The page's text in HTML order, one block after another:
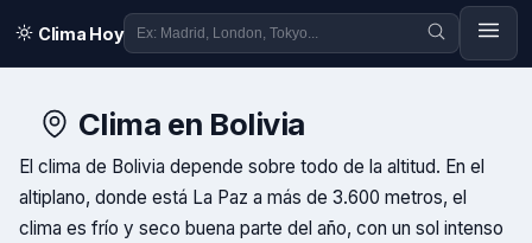
Clima Hoy
Clima en Bolivia
El clima de Bolivia depende sobre todo de la altitud. En el
altiplano, donde está La Paz a más de 3.600 metros, el
clima es frío y seco buena parte del año, con un sol intenso